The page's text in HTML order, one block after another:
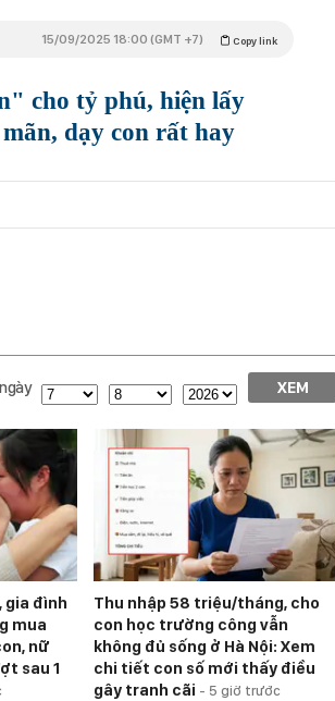
Copy link
15/09/2025 18:00 (GMT +7)
cho tỷ phú, hiện lấy
dạy con rất hay
XEM
gia đình
mua
nữ
sau 1
Thu nhập 58 triệu/tháng, cho
con học trường công vẫn
không đủ sống ở Hà Nội: Xem
chi tiết con số mới thấy điều
gây tranh cãi - 5 giờ trước